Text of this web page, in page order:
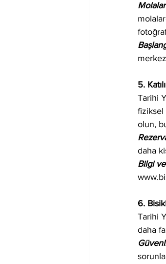
5.
Tarihi
fiziksel
olun,
daha
Bilgi
6.
Tarihi
daha